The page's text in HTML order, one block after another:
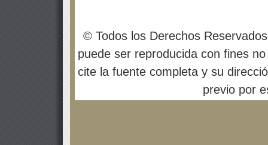
© Todos los Derechos
puede ser reproducida con fines
cite la fuente completa y su
previo por